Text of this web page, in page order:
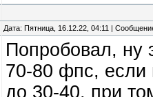
Дата: Пятница, 16.12.22, 04:11 |
Попробовал, ну
70-80 фпс, если
до 30-40, при